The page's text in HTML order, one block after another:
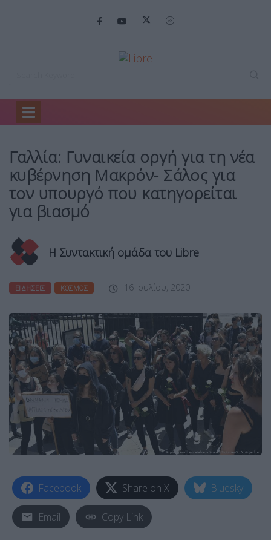
Home
Γαλλία: Γυναικεία οργή για τη νέα
κυβέρνηση Μακρόν- Σάλος για
τον υπουργό που κατηγορείται
για βιασμό
Η Συντακτική ομάδα του Libre
ΕΙΔΉΣΕΙΣ ΚΌΣΜΟΣ 16 Ιουλίου, 2020
Facebook Share on X Bluesky
Email Copy Link